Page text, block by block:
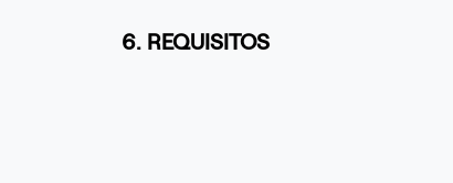
6. REQUISITOS